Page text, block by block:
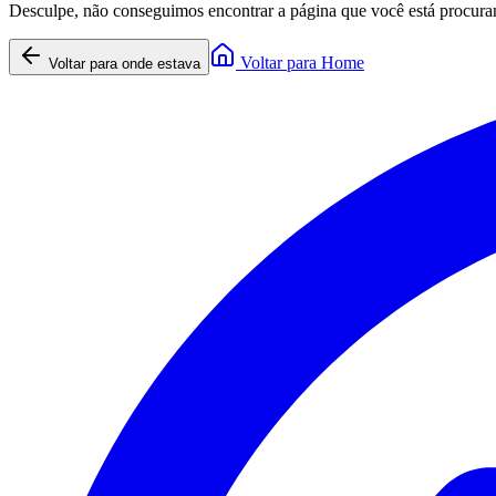
Desculpe, não conseguimos encontrar a página que você está
Voltar para onde estava Voltar para Home